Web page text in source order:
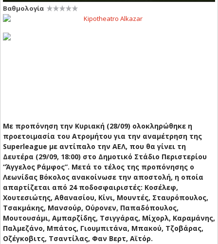
Βαθμολογία
Με προπόνηση την Κυριακή (28/09) ολοκληρώθηκε η
προετοιμασία του Ατρομήτου για την αναμέτρηση της
Superleague με αντίπαλο την ΑΕΛ, που θα γίνει τη
Δευτέρα (29/09, 18:00) στο Δημοτικό Στάδιο Περιστερίου
“Άγγελος Ράμφος”. Μετά το τέλος της προπόνησης ο
Λεωνίδας Βόκολος ανακοίνωσε την αποστολή, η οποία
απαρτίζεται από 24 ποδοσφαιριστές: Κοσέλεφ,
Χουτεσιώτης, Αθανασίου, Κίνι, Μουντές, Σταυρόπουλος,
Τσακμάκης, Μανσούρ, Ούρονεν, Παπαδόπουλος,
Μουτουσάμι, Αμπαρζίδης, Τσιγγάρας, Μίχορλ, Καραμάνης,
Παλμεζάνο, Μπάτος, Γιουμπιτάνα, Μπακού, Τζοβάρας,
Οζέγκοβιτς, Τσαντίλας, Φαν Βερτ, Αϊτόρ.